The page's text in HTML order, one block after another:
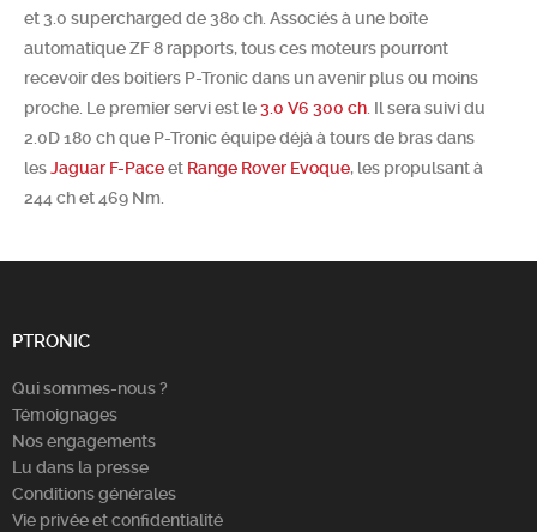
et 3.0 supercharged de 380 ch. Associés à une boîte
automatique ZF 8 rapports, tous ces moteurs pourront
recevoir des boitiers P-Tronic dans un avenir plus ou moins
proche. Le premier servi est le3.0 V6 300 ch. Il sera suivi du
2.0D 180 ch que P-Tronic équipe déjà à tours de bras dans
lesJaguar F-Paceet Range Rover Evoque, les propulsant à
244 ch et 469 Nm.
PTRONIC
Qui sommes-nous ?
Témoignages
Nos engagements
Lu dans la presse
Conditions générales
Vie privée et confidentialité